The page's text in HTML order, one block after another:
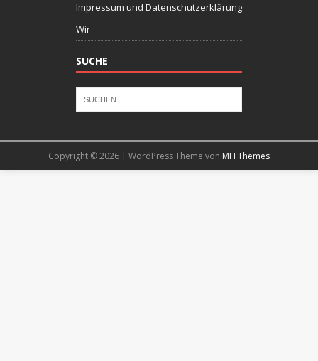
Impressum und Datenschutzerklärung
Wir
SUCHE
Copyright © 2026 | WordPress Theme von MH Themes